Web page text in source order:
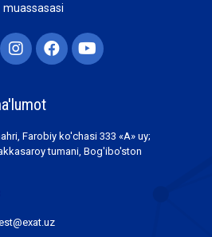
muassasasi
Farobiy ko'chasi 333 «А» uy;
tumani, Bog'ibo'ston